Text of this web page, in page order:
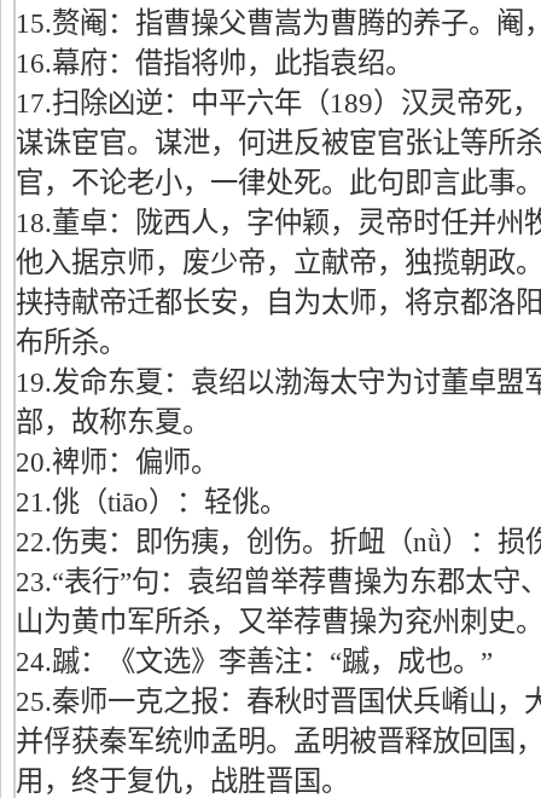
15.赘阉：指曹操父曹嵩为曹腾的养子。阉
16.幕府：借指将帅，此指袁绍。
17.扫除凶逆：中平六年（189）汉灵帝死
谋诛宦官。谋泄，何进反被宦官张让等所
官，不论老小，一律处死。此句即言此事
18.董卓：陇西人，字仲颖，灵帝时任并州
他入据京师，废少帝，立献帝，独揽朝政
挟持献帝迁都长安，自为太师，将京都洛
布所杀。
19.发命东夏：袁绍以渤海太守为讨董卓盟
部，故称东夏。
20.裨师：偏师。
21.佻（tiāo）：轻佻。
22.伤夷：即伤痍，创伤。折衄（nǜ）：损
23.“表行”句：袁绍曾举荐曹操为东郡太守
山为黄巾军所杀，又举荐曹操为兖州刺史
24.䠞：《文选》李善注：“䠞，成也。”
25.秦师一克之报：春秋时晋国伏兵崤山，
并俘获秦军统帅孟明。孟明被晋释放回国
用，终于复仇，战胜晋国。